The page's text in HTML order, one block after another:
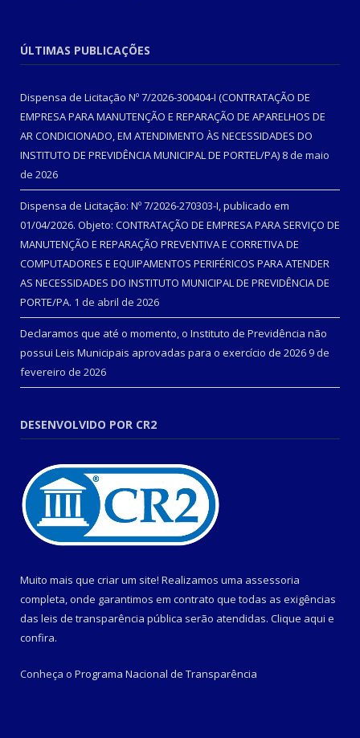
ÚLTIMAS PUBLICAÇÕES
Dispensa de Licitação Nº 7/2026-300404-I (CONTRATAÇÃO DE
EMPRESA PARA MANUTENÇÃO E REPARAÇÃO DE APARELHOS DE
AR CONDICIONADO, EM ATENDIMENTO ÀS NECESSIDADES DO
INSTITUTO DE PREVIDÊNCIA MUNICIPAL DE PORTEL/PA) 8 de maio
de 2026
Dispensa de Licitação: Nº 7/2026-270303-I, publicado em
01/04/2026. Objeto: CONTRATAÇÃO DE EMPRESA PARA SERVIÇO DE
MANUTENÇÃO E REPARAÇÃO PREVENTIVA E CORRETIVA DE
COMPUTADORES E EQUIPAMENTOS PERIFÉRICOS PARA ATENDER
AS NECESSIDADES DO INSTITUTO MUNICIPAL DE PREVIDÊNCIA DE
PORTE/PA. 1 de abril de 2026
Declaramos que até o momento, o Instituto de Previdência não
possui Leis Municipais aprovadas para o exercício de 2026 9 de
fevereiro de 2026
DESENVOLVIDO POR CR2
Muito mais que criar um site! Realizamos uma assessoria
completa, onde garantimos em contrato que todas as exigências
das leis de transparência pública serão atendidas. Clique aqui e
confira.
Conheça o Programa Nacional de Transparência